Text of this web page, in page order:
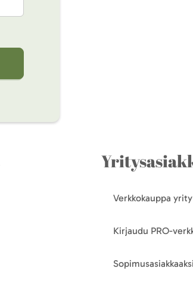
Verkkokauppa
Kirjaudu PRO-